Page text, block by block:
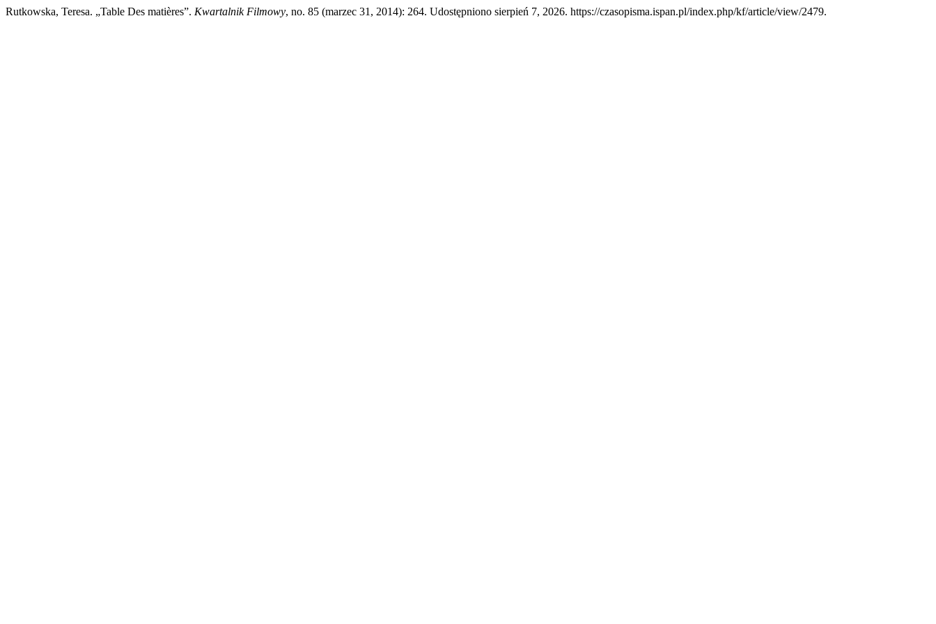
Rutkowska, Teresa. „Table Des matières”. Kwartalnik Filmowy, no. 85 (marzec 31, 2014): 264. Udostępniono sierpień 7, 2026. https://czasopisma.ispan.pl/index.php/kf/article/view/2479.